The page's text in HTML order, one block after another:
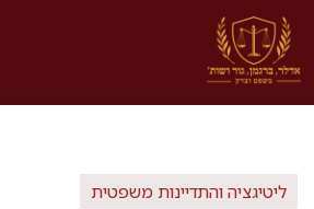
לדלג
לתוכן
ליטיגציה והתדיינות משפטית